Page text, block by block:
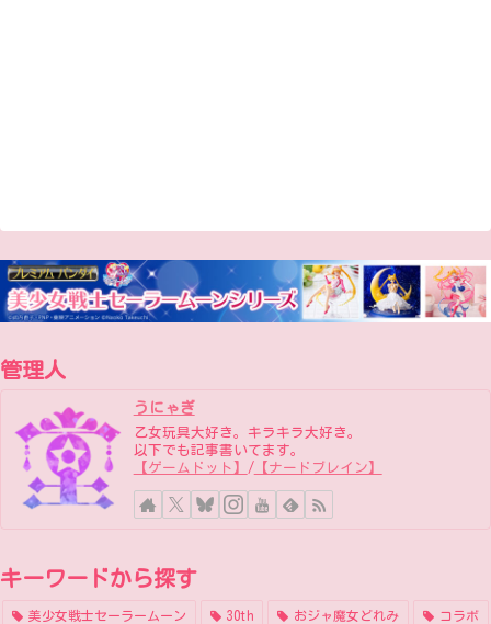
管理人
うにゃぎ
乙女玩具大好き。キラキラ大好き。
以下でも記事書いてます。
【ゲームドット】
/【ナードブレイン】
キーワードから探す
美少女戦士セーラームーン 30th おジャ魔女どれみ コラボ